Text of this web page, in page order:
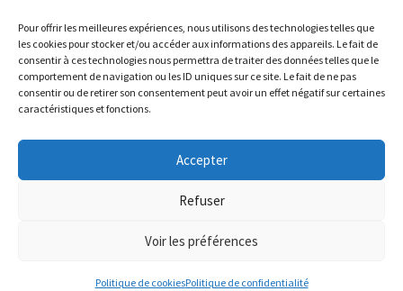
Pour offrir les meilleures expériences, nous utilisons des technologies telles que
les cookies pour stocker et/ou accéder aux informations des appareils. Le fait de
consentir à ces technologies nous permettra de traiter des données telles que le
comportement de navigation ou les ID uniques sur ce site. Le fait de ne pas
consentir ou de retirer son consentement peut avoir un effet négatif sur certaines
caractéristiques et fonctions.
Accepter
Refuser
Voir les préférences
Politique de cookiesPolitique de confidentialité
Partez à la recherche des petits prix sur le site ! Bel été